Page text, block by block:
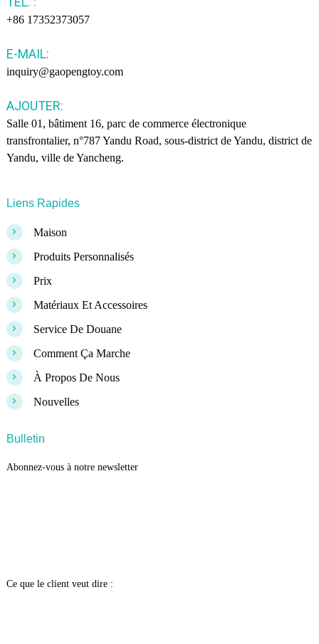
+86 17352373057
E-MAIL:
inquiry@gaopengtoy.com
AJOUTER:
Salle 01, bâtiment 16, parc de commerce électronique
transfrontalier, n°787 Yandu Road, sous-district de Yandu, district de
Yandu, ville de Yancheng.
Liens Rapides
> Maison
> Produits Personnalisés
> Prix
> Matériaux Et Accessoires
> Service De Douane
> Comment Ça Marche
> À Propos De Nous
> Nouvelles
Bulletin
Abonnez-vous à notre newsletter
Ce que le client veut dire :